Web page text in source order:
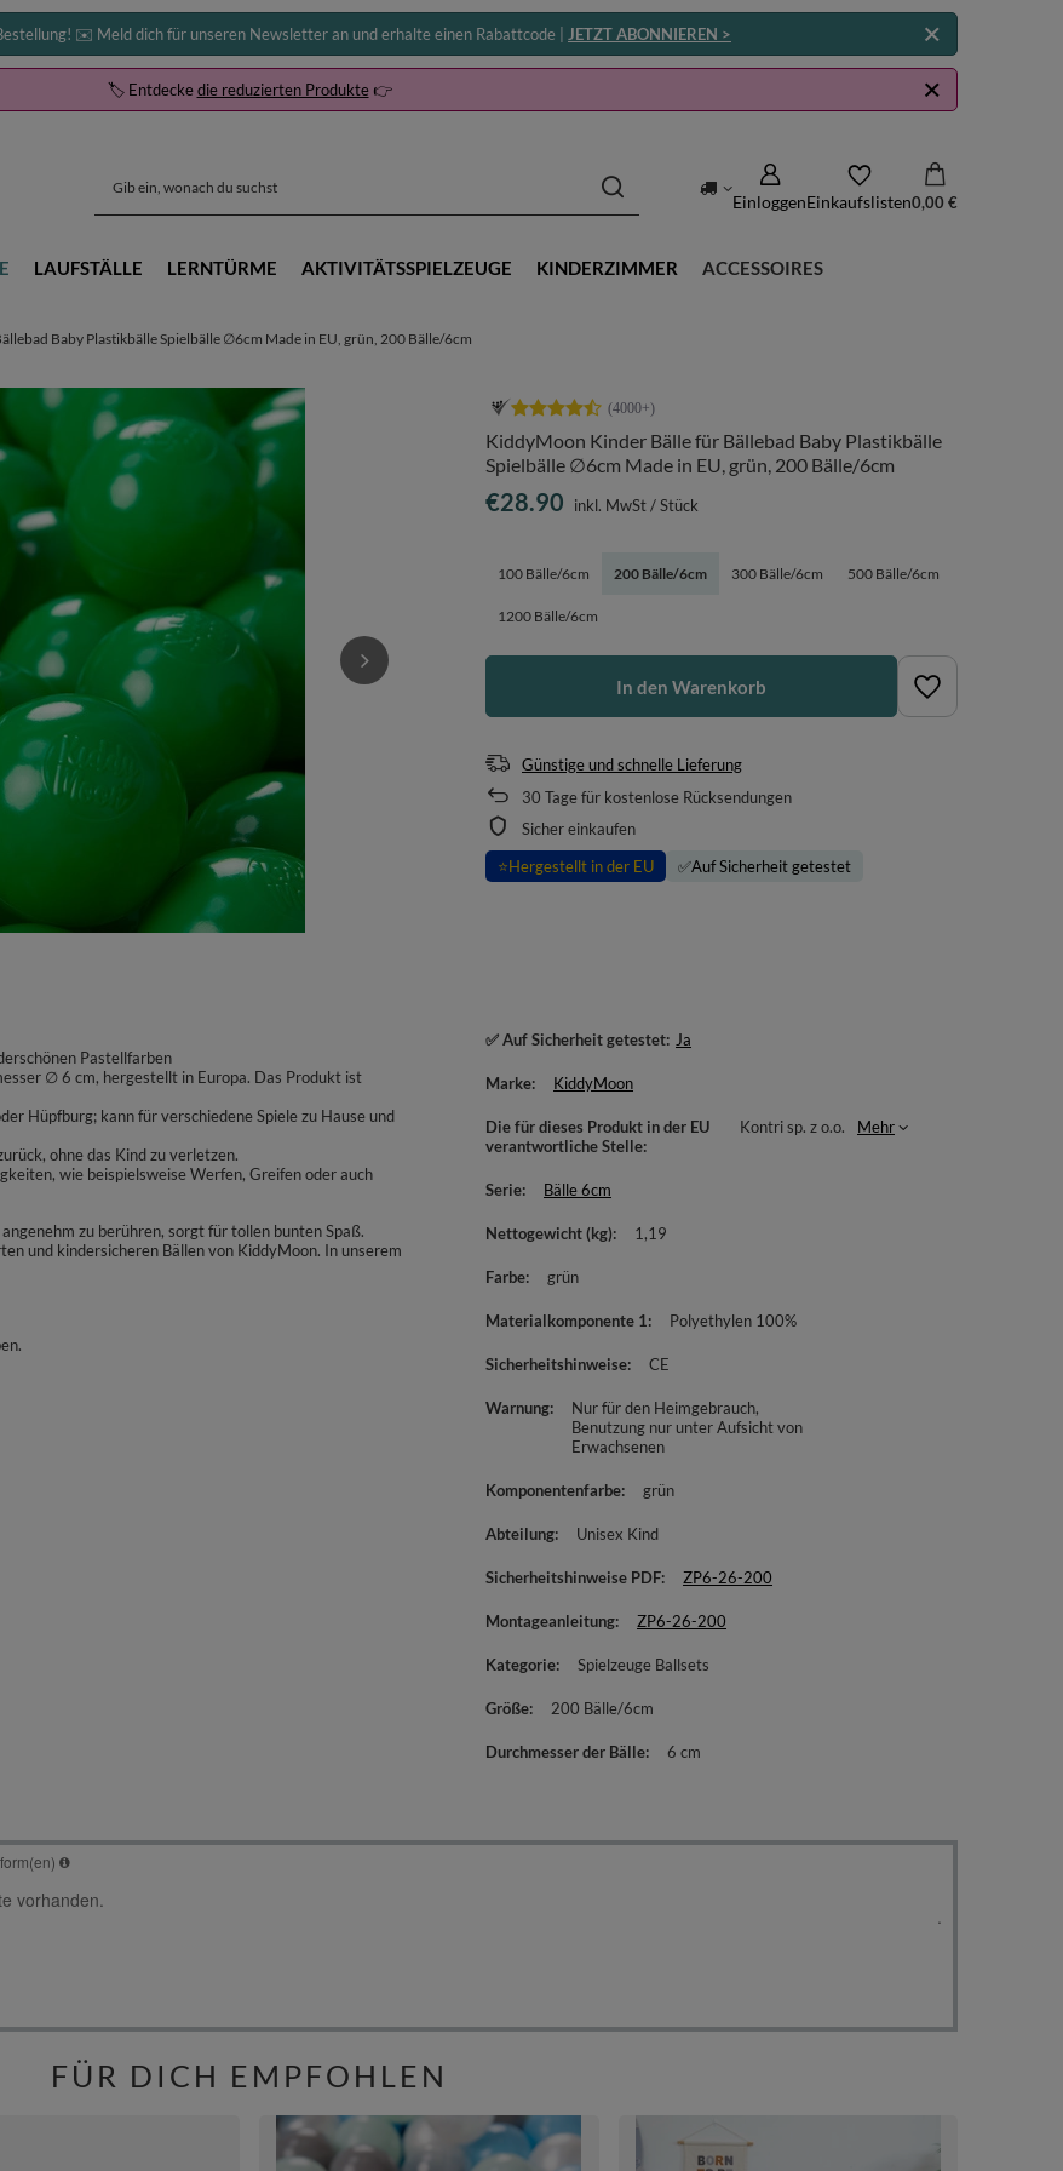
✉️ Meld dich für unseren Newsletter an und erhalte einen Rabattcode | JETZT ABONNIEREN >
🏷️ Entdeckedie reduzierten Produkte👉
EinloggenEinkaufslisten0,00 €
LAUFSTÄLLE LERNTÜRME AKTIVITÄTSSPIELZEUGE KINDERZIMMER ACCESSOIRES
Baby Plastikbälle Spielbälle ∅6cm Made in EU, grün, 200 Bälle/6cm
KiddyMoon Kinder Bälle für Bällebad Baby Plastikbälle
Spielbälle ∅6cm Made in EU, grün, 200 Bälle/6cm
100 Bälle/6cm 200 Bälle/6cm 300 Bälle/6cm 500 Bälle/6cm
1200 Bälle/6cm
€28.90 inkl. MwSt/Stück
In den Warenkorb
Günstige und schnelle Lieferung
30 Tage für kostenlose Rücksendungen
Sicher einkaufen
⭐Hergestellt in der EU ✅Auf Sicherheit getestet
Pastellfarben
∅ 6 cm, hergestellt in Europa. Das Produkt ist
Hüpfburg; kann für verschiedene Spiele zu Hause und
ohne das Kind zu verletzen.
wie beispielsweise Werfen, Greifen oder auch
zu berühren, sorgt für tollen bunten Spaß.
und kindersicheren Bällen von KiddyMoon. In unserem
✅ Auf Sicherheit getestet Ja
Marke KiddyMoon
Die für dieses Produkt in der EU
verantwortliche Stelle
Kontri sp. z o.o. Mehr
Serie Bälle 6cm
Nettogewicht (kg) 1,19
Farbe grün
Materialkomponente 1 Polyethylen 100%
Sicherheitshinweise CE
Warnung
Nur für den Heimgebrauch
Benutzung nur unter Aufsicht von
Erwachsenen
Komponentenfarbe grün
Abteilung Unisex Kind
Sicherheitshinweise PDF ZP6-26-200
Montageanleitung ZP6-26-200
Kategorie Spielzeuge Ballsets
Größe 200 Bälle/6cm
Durchmesser der Bälle 6 cm
FÜR DICH EMPFOHLEN